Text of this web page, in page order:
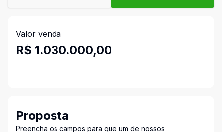
Valor venda
R$ 1.030.000,00
Proposta
Preencha os campos para que um de nossos